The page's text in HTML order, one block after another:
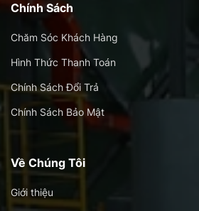
Chính Sách
Chăm Sóc Khách Hàng
Hình Thức Thanh Toán
Chính Sách Đổi Trả
Chính Sách Bảo Mật
Về Chúng Tôi
Giới thiệu